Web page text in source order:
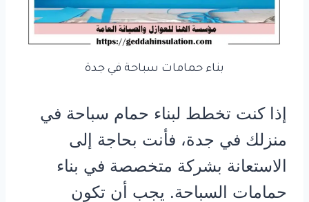
بناء حمامات سباحة في جدة
إذا كنت تخطط لبناء حمام سباحة في
منزلك في جدة، فأنت بحاجة إلى
الاستعانة بشركة متخصصة في بناء
حمامات السباحة. يجب أن تكون